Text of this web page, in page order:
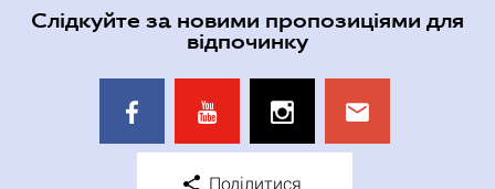
Слідкуйте за новими пропозиціями для
відпочинку
Поділитися